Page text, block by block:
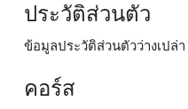
ประวัติส่วนตัว
ข้อมูลประวัติส่วนตัวว่างเปล่า
คอร์ส